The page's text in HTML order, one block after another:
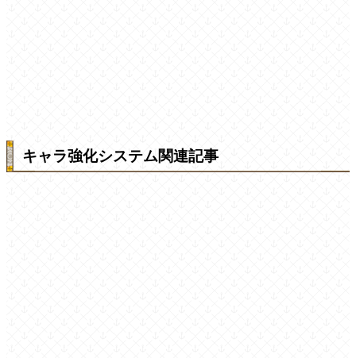
キャラ強化システム関連記事